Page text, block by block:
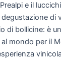
e il
di
di bollicine: è
mondo per il